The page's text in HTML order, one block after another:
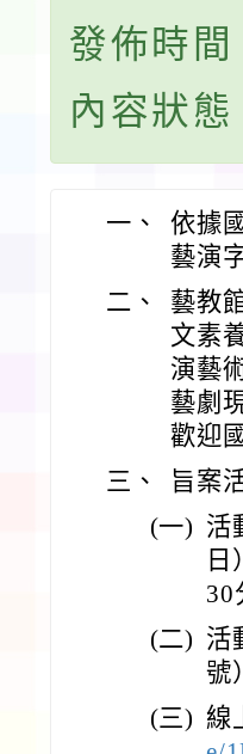
發佈時
內容狀
一、
依據
藝演
二、
藝教
文素
演藝
藝劇
歡迎
三、
旨案
(一) 活
日
30
(二) 活
號
(三) 線